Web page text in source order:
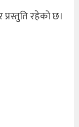
रहेको छ।